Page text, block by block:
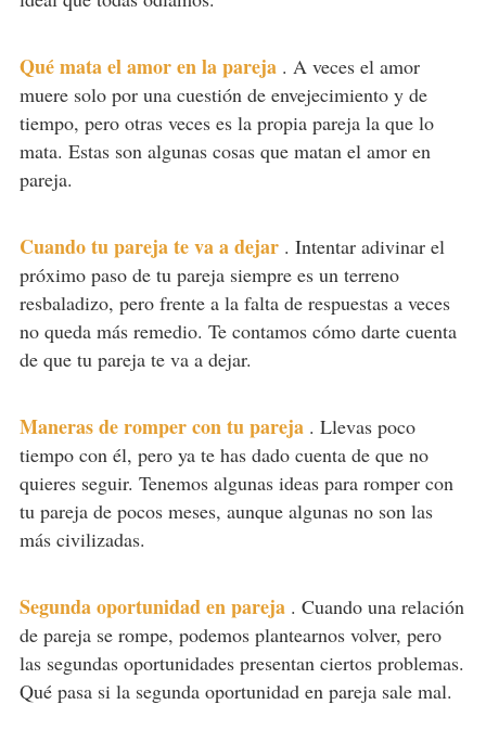
Qué mata el amor en la pareja . A veces el amor
muere solo por una cuestión de envejecimiento y de
tiempo, pero otras veces es la propia pareja la que lo
mata. Estas son algunas cosas que matan el amor en
pareja.
Cuando tu pareja te va a dejar . Intentar adivinar el
próximo paso de tu pareja siempre es un terreno
resbaladizo, pero frente a la falta de respuestas a veces
no queda más remedio. Te contamos cómo darte cuenta
de que tu pareja te va a dejar.
Maneras de romper con tu pareja . Llevas poco
tiempo con él, pero ya te has dado cuenta de que no
quieres seguir. Tenemos algunas ideas para romper con
tu pareja de pocos meses, aunque algunas no son las
más civilizadas.
Segunda oportunidad en pareja . Cuando una relación
de pareja se rompe, podemos plantearnos volver, pero
las segundas oportunidades presentan ciertos problemas.
Qué pasa si la segunda oportunidad en pareja sale mal.